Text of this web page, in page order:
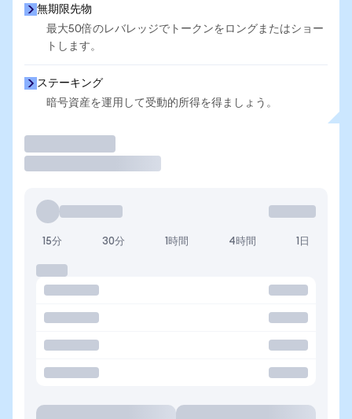
無期限先物
最大50倍のレバレッジでトークンをロングまたはショー
トします。
ステーキング
暗号資産を運用して受動的所得を得ましょう。
15分 30分 1時間 4時間 1日